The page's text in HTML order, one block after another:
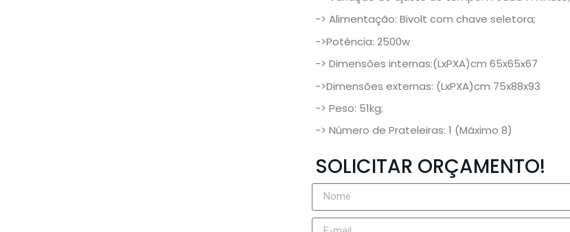
-> Alimentação: Bivolt com chave seletora;
->Potência: 2500w
-> Dimensões internas:(LxPXA)cm 65x65x67
->Dimensões externas: (LxPXA)cm 75x88x93
-> Peso: 51kg;
-> Número de Prateleiras: 1 (Máximo 8)
SOLICITAR ORÇAMENTO!